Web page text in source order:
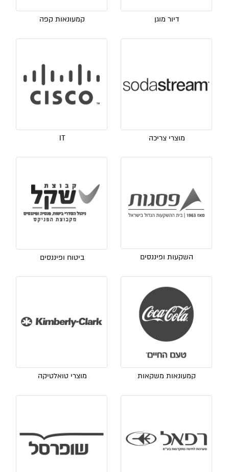
דיור מוגן קמעונאות קפה
מוצרי צריכה IT
השקעות ופיננסים ביטוח ופיננסים
קמעונאות משקאות מוצרי טואלטיקה